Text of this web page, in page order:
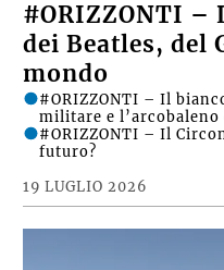
#ORIZZONTI –
dei Beatles, del
mondo
19 LUGLIO 2026
#ORIZZONTI – Il
militare e
#ORIZZONTI – Il
futuro?